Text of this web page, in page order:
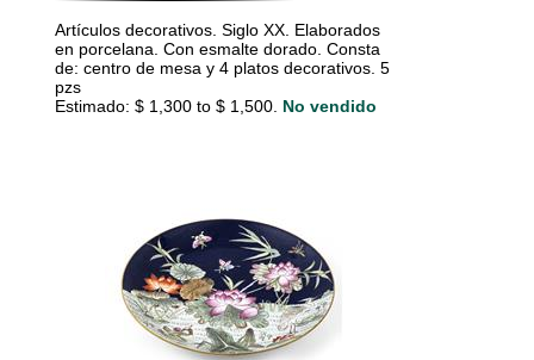
Artículos decorativos. Siglo XX. Elaborados
en porcelana. Con esmalte dorado. Consta
de: centro de mesa y 4 platos decorativos. 5
pzs
Estimado: $ 1,300 to $ 1,500. No vendido